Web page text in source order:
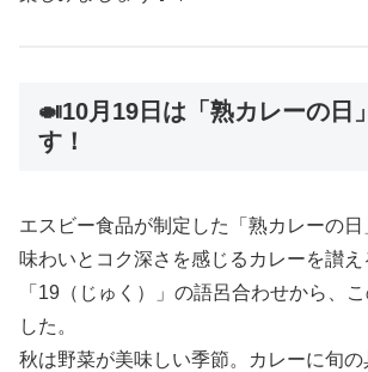
🍛10月19日は「熟カレーの日
す！
エスビー食品が制定した「熟カレーの
味わいとコク深さを感じるカレーを讃え
「19（じゅく）」の語呂合わせから、
した。
秋は野菜が美味しい季節。カレーに旬の